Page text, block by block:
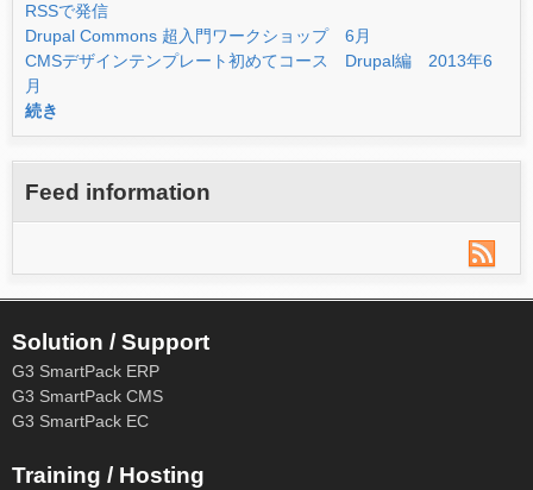
RSSで発信
Drupal Commons 超入門ワークショップ 6月
CMSデザインテンプレート初めてコース Drupal編 2013年6
月
続き
Feed information
Solution / Support
G3 SmartPack ERP
G3 SmartPack CMS
G3 SmartPack EC
Training / Hosting